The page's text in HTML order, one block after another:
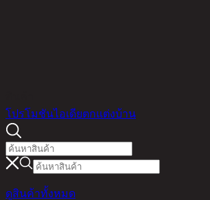
โปรโมชันไอเดียตกแต่งบ้าน
ดูสินค้าทั้งหมด